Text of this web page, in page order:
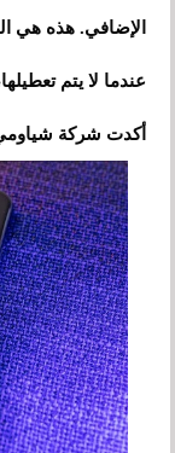
الإضافي. هذه هي
عندما لا يتم
أكدت شركة